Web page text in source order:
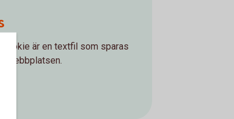
cookie är en textfil som sparas
webbplatsen.